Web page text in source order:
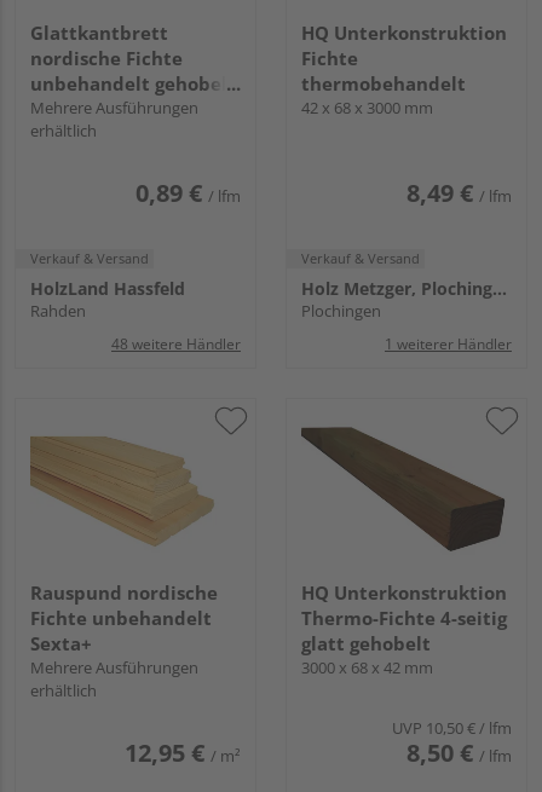
Glattkantbrett
nordische Fichte
unbehandelt gehobelt
u/s hobelfallend
Mehrere Ausführungen
erhältlich
0,89 € / lfm
Verkauf & Versand
HolzLand Hassfeld
Rahden
48 weitere Händler
HQ Unterkonstruktion
Fichte
thermobehandelt
42 x 68 x 3000 mm
8,49 € / lfm
Verkauf & Versand
Holz Metzger, Plochingen
Plochingen
1 weiterer Händler
Rauspund nordische
Fichte unbehandelt
Sexta+
Mehrere Ausführungen
erhältlich
12,95 € / m²
HQ Unterkonstruktion
Thermo-Fichte 4-seitig
glatt gehobelt
3000 x 68 x 42 mm
UVP 10,50 €/ lfm
8,50 € / lfm